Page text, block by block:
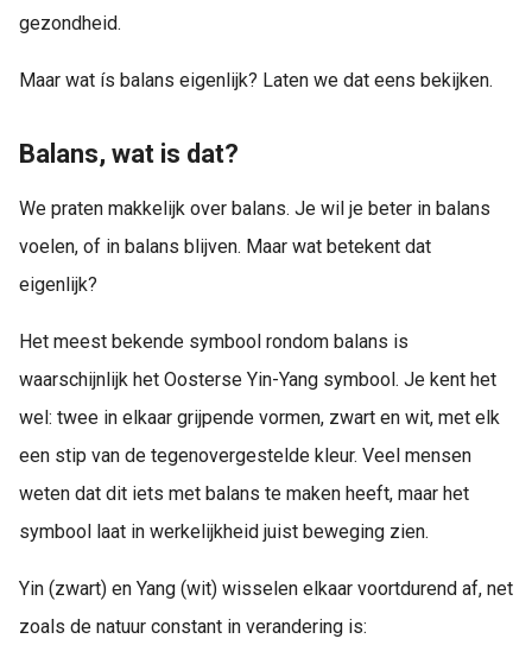
gezondheid.
Maar wat ís balans eigenlijk? Laten we dat eens bekijken.
Balans, wat is dat?
We praten makkelijk over balans. Je wil je beter in balans
voelen, of in balans blijven. Maar wat betekent dat
eigenlijk?
Het meest bekende symbool rondom balans is
waarschijnlijk het Oosterse Yin-Yang symbool. Je kent het
wel: twee in elkaar grijpende vormen, zwart en wit, met elk
een stip van de tegenovergestelde kleur. Veel mensen
weten dat dit iets met balans te maken heeft, maar het
symbool laat in werkelijkheid juist beweging zien.
Yin (zwart) en Yang (wit) wisselen elkaar voortdurend af, net
zoals de natuur constant in verandering is: